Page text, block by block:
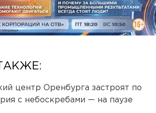
центр Оренбурга застроят по
с небоскребами — на паузе